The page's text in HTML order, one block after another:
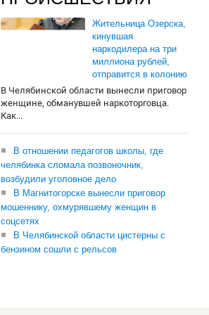
Жительница Озерска,
кинувшая
наркодилера на три
миллиона рублей,
отправится в колонию
В Челябинской области вынесли приговор
женщине, обманувшей наркоторговца.
Как...
В отношении педагогов школы, где
челябинка сломала позвоночник,
возбудили уголовное дело
В Магнитогорске вынесли приговор
мошеннику, охмурявшему женщин в
соцсетях
В Челябинской области цистерны с
бензином сошли с рельсов